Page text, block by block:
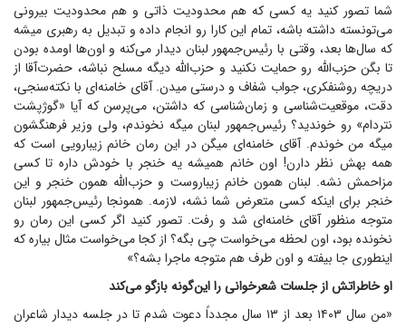
شما تصور کنید یه کسی که هم محدودیت ذاتی و هم محدودیت بیرونی
می‌تونسته داشته باشه، تمام این کارا رو انجام داده و تبدیل به رهبری میشه
که سال‌ها بعد، وقتی با رئیس‌جمهور لبنان دیدار می‌کنه و اون‌ها اومده بودن
تا بگن حزب‌الله رو حمایت نکنید و حزب‌الله دیگه مسلح نباشه، حضرت‌آقا از
دریچه روشنفکری، جواب شفاف و درستی میدن. آقای خامنه‌ای با نکته‌سنجی،
دقت، موقعیت‌شناسی و زمان‌شناسی که داشتن، می‌پرسن که آیا «گوژپشت
نتردام» رو خوندید؟ رئیس‌جمهور لبنان میگه نخوندم، ولی وزیر فرهنگشون
میگه من خوندم. آقای خامنه‌ای میگن در این رمان خانم زیبارویی است که
همه بهش نظر دارن! اون خانم همیشه یه خنجر با خودش داره تا کسی
مزاحمش نشه. لبنان همون خانم زیباروست و حزب‌الله همون خنجر و این
خنجر برای اینکه کسی متعرض شما نشه، لازمه. همونجا رئیس‌جمهور لبنان
متوجه منظور آقای خامنه‌ای شد و رفت. تصور کنید اگر کسی این رمان رو
نخونده بود، اون لحظه می‌خواست چی بگه؟ از کجا می‌خواست مثال بیاره که
اینطوری جا بیفته و اون طرف هم متوجه ماجرا بشه؟»
او خاطراتش از جلسات شعرخوانی را این‌گونه بازگو می‌کند
«من سال ۱۴۰۳ بعد از ۱۳ سال مجدداً دعوت شدم تا در جلسه دیدار شاعران